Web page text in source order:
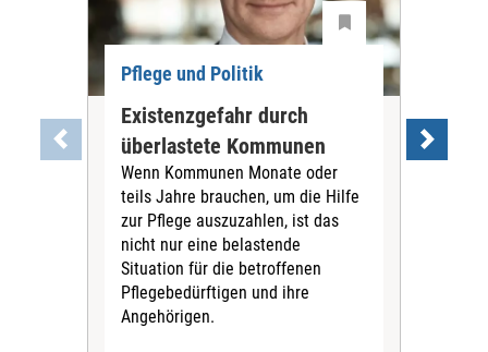
Pflege und Politik
Existenzgefahr durch
überlastete Kommunen
Wenn Kommunen Monate oder
teils Jahre brauchen, um die Hilfe
zur Pflege auszuzahlen, ist das
nicht nur eine belastende
Situation für die betroffenen
Pflegebedürftigen und ihre
Angehörigen.